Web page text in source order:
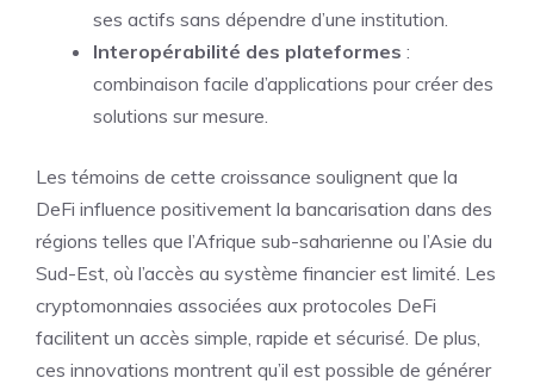
ses actifs sans dépendre d’une institution.
Interopérabilité des plateformes :
combinaison facile d’applications pour créer des
solutions sur mesure.
Les témoins de cette croissance soulignent que la
DeFi influence positivement la bancarisation dans des
régions telles que l’Afrique sub-saharienne ou l’Asie du
Sud-Est, où l’accès au système financier est limité. Les
cryptomonnaies associées aux protocoles DeFi
facilitent un accès simple, rapide et sécurisé. De plus,
ces innovations montrent qu’il est possible de générer